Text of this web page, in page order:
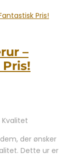
–
Kvalitet
der ønsker
Dette ur er